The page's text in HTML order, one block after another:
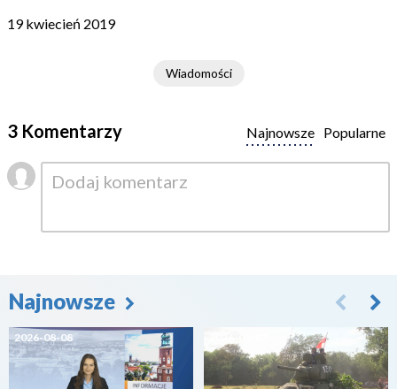
19 kwiecień 2019
Wiadomości
3 Komentarzy Popularne
Najnowsze
Najnowsze
2026-08-08